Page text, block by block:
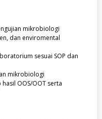
mikrobiologi
dan enviromental
sesuai SOP dan
mikrobiologi
OOS/OOT serta